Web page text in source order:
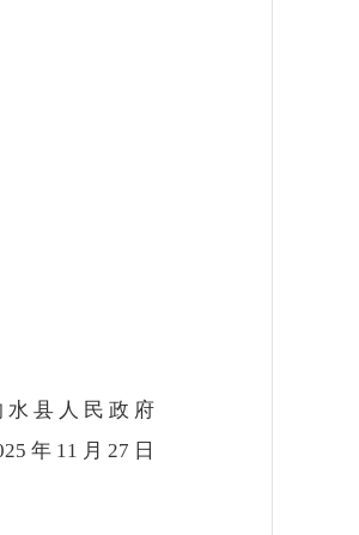
水 县 人 民 政 府
年 11 月 27 日